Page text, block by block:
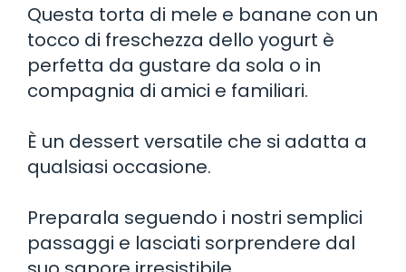
Questa torta di mele e banane con un
tocco di freschezza dello yogurt è
perfetta da gustare da sola o in
compagnia di amici e familiari.
È un dessert versatile che si adatta a
qualsiasi occasione.
Preparala seguendo i nostri semplici
passaggi e lasciati sorprendere dal